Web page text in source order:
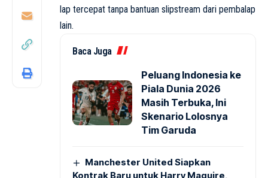
lap tercepat tanpa bantuan slipstream dari pembalap
lain.
Baca Juga
Peluang Indonesia ke
Piala Dunia 2026
Masih Terbuka, Ini
Skenario Lolosnya
Tim Garuda
Manchester United Siapkan
Kontrak Baru untuk Harry Maguire,